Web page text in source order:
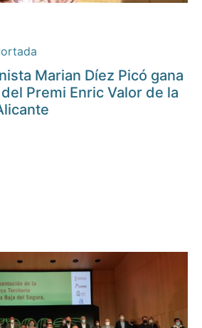
Marian Díez Picó gana
Premi Enric Valor de la